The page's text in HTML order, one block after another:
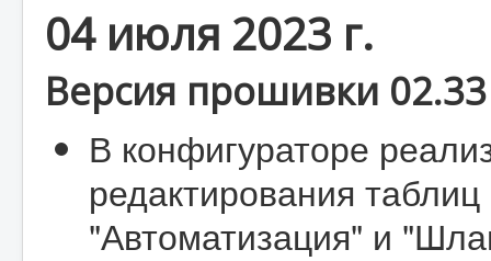
04 июля 2023 г.
Версия прошивки
В конфигураторе
редактирования
"Автоматизация" и